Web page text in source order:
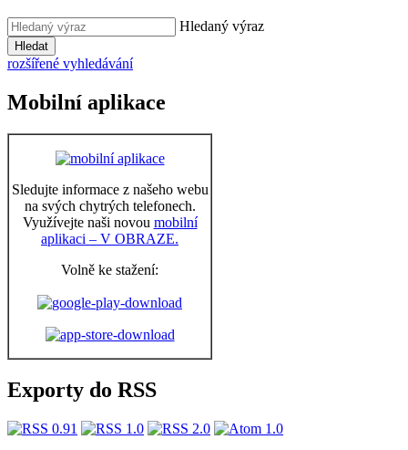
Hledaný výraz
Hledat
rozšířené vyhledávání
Mobilní aplikace
Sledujte informace z našeho webu
na svých chytrých telefonech.
Využívejte naši novou mobilní
aplikaci – V OBRAZE.
Volně ke stažení:
Exporty do RSS